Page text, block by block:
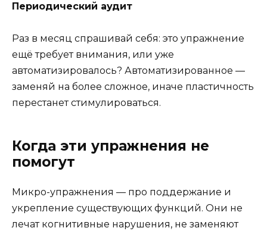
Периодический аудит
Раз в месяц спрашивай себя: это упражнение
ещё требует внимания, или уже
автоматизировалось? Автоматизированное —
заменяй на более сложное, иначе пластичность
перестанет стимулироваться.
Когда эти упражнения не
помогут
Микро-упражнения — про поддержание и
укрепление существующих функций. Они не
лечат когнитивные нарушения, не заменяют